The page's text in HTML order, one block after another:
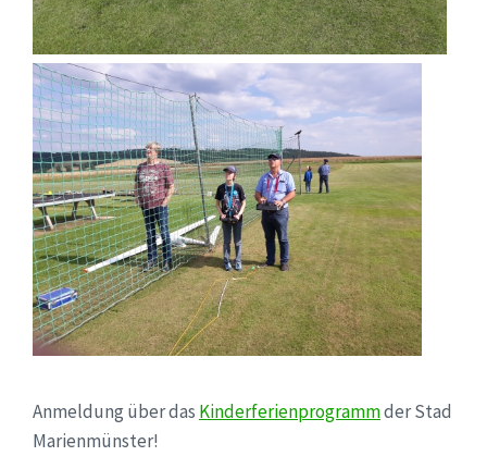
Anmeldung über das Kinderferienprogrammder Stad
Marienmünster!